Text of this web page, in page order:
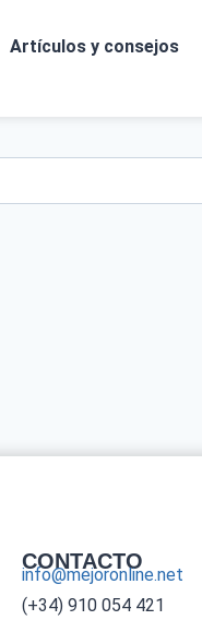
Artículos y consejos
CONTACTO
info@mejoronline.net
(+34) 910 054 421